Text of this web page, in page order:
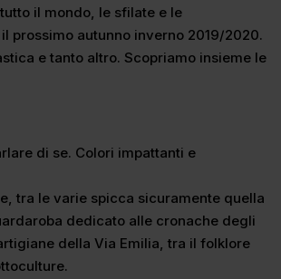
il mondo, le sfilate e le
prossimo autunno inverno 2019/2020.
e tanto altro. Scopriamo insieme le
di se. Colori impattanti e
tra le varie spicca sicuramente quella
dedicato alle cronache degli
della Via Emilia, tra il folklore